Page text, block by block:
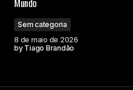
Sem categoria
8 de maio de 2026
by Tiago Brandão